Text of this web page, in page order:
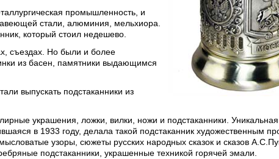
промышленность, и
стали, алюминия, мельхиора.
который стоил недешево.
съездах. Но были и более
из басен, памятники выдающимся
выпускать подстаканники из
украшения, ложки, вилки, ножи и подстаканники. Уникальная
в 1933 году, делала такой подстаканник художественным
узоры, сюжеты русских народных сказок и сказов
подстаканники, украшенные техникой горячей эмали.